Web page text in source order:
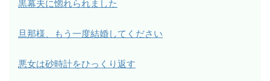
黒幕夫に惚れられました
旦那様、もう一度結婚してください
悪女は砂時計をひっくり返す